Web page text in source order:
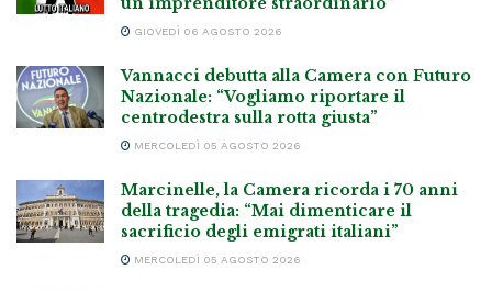
GIOVEDÌ 06 AGOSTO 2026
Vannacci debutta alla Camera con Futuro
Nazionale: “Vogliamo riportare il
centrodestra sulla rotta giusta”
MERCOLEDÌ 05 AGOSTO 2026
Marcinelle, la Camera ricorda i 70 anni
della tragedia: “Mai dimenticare il
sacrificio degli emigrati italiani”
MERCOLEDÌ 05 AGOSTO 2026